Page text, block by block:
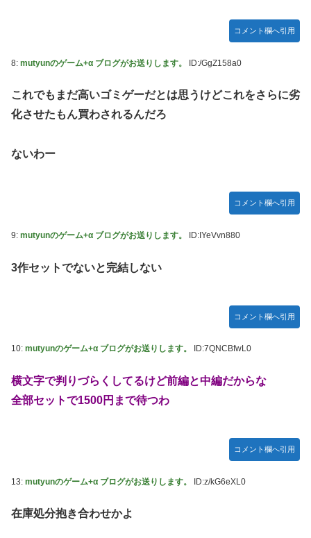
【VTuber】千羽師匠、Grokに自分の気持ち悪いツイート聞
くやつやってるのかなって思ったら相手鴨神やんけ
連合のモルモット部隊の部隊長になりました 第42話
RPG「たまにロボキャラ居る」←まぁわかる「回復魔法でロ
ボキャラが回復」←？
Juice=Juiceの『ポップミュージック』とかいう曲
ン」イベントで魅せた透明感【画像】
任天堂が「gamescom 2026」のラインナップを発表！
突進してきた牛を跳び越えたら、牛が固まって動かなくなっ
た闘牛場の映像【海外の反応】
TikTokライブしててムカついたから示談しなかった」
【櫻坂46】村山美羽、まさかの場所で見つかる
コメント欄へ引用
8: mutyunのゲーム+α ブログがお送りします。 ID:/GgZ158a0
これでもまだ高いゴミゲーだとは思うけどこれをさらに劣
化させたもん買わされるんだろ
ないわー
コメント欄へ引用
9: mutyunのゲーム+α ブログがお送りします。 ID:IYeVvn880
3作セットでないと完結しない
コメント欄へ引用
10: mutyunのゲーム+α ブログがお送りします。 ID:7QNCBfwL0
横文字で判りづらくしてるけど前編と中編だからな
全部セットで1500円まで待つわ
コメント欄へ引用
13: mutyunのゲーム+α ブログがお送りします。 ID:z/kG6eXL0
在庫処分抱き合わせかよ